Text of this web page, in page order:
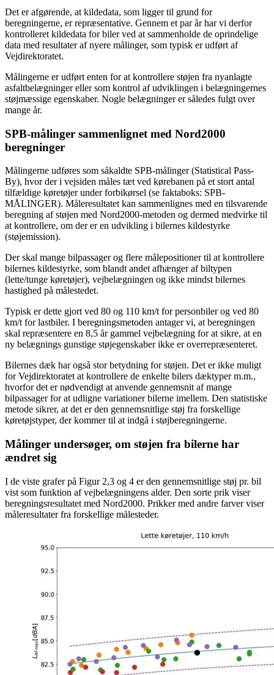
Det er afgørende, at kildedata, som ligger til grund for
beregningerne, er repræsentative. Gennem et par år har vi derfor
kontrolleret kildedata for biler ved at sammenholde de oprindelige
data med resultater af nyere målinger, som typisk er udført af
Vejdirektoratet.
Målingerne er udført enten for at kontrollere støjen fra nyanlagte
asfaltbelægninger eller som kontrol af udviklingen i belægningernes
støjmæssige egenskaber. Nogle belægninger er således fulgt over
mange år.
SPB-målinger sammenlignet med Nord2000
beregninger
Målingerne udføres som såkaldte SPB-målinger (Statistical Pass-
By), hvor der i vejsiden måles tæt ved kørebanen på et stort antal
tilfældige køretøjer under forbikørsel (se faktaboks: SPB-
MÅLINGER). Måleresultatet kan sammenlignes med en tilsvarende
beregning af støjen med Nord2000-metoden og dermed medvirke til
at kontrollere, om der er en udvikling i bilernes kildestyrke
(støjemission).
Der skal mange bilpassager og flere målepositioner til at kontrollere
bilernes kildestyrke, som blandt andet afhænger af biltypen
(lette/tunge køretøjer), vejbelægningen og ikke mindst bilernes
hastighed på målestedet.
Typisk er dette gjort ved 80 og 110 km/t for personbiler og ved 80
km/t for lastbiler. I beregningsmetoden antager vi, at beregningen
skal repræsentere en 8,5 år gammel vejbelægning for at sikre, at en
ny belægnings gunstige støjegenskaber ikke er overrepræsenteret.
Bilernes dæk har også stor betydning for støjen. Det er ikke muligt
for Vejdirektoratet at kontrollere de enkelte bilers dæktyper m.m.,
hvorfor det er nødvendigt at anvende gennemsnit af mange
bilpassager for at udligne variationer bilerne imellem. Den statistiske
metode sikrer, at det er den gennemsnitlige støj fra forskellige
køretøjstyper, der kommer til at indgå i støjberegningerne.
Målinger undersøger, om støjen fra bilerne har
ændret sig
I de viste grafer på Figur 2,3 og 4 er den gennemsnitlige støj pr. bil
vist som funktion af vejbelægningens alder. Den sorte prik viser
beregningsresultatet med Nord2000. Prikker med andre farver viser
måleresultater fra forskellige målesteder.